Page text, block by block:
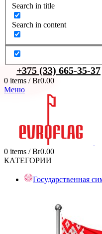
Search in title
Search in content
+375 (33) 665-35-37
0 items / Br0.00
Меню
0 items / Br0.00
КАТЕГОРИИ
Государственная